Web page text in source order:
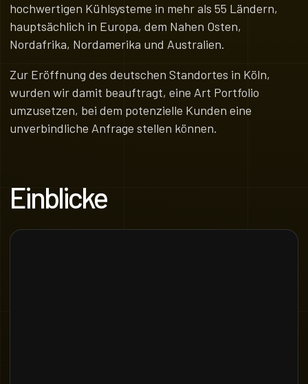
hochwertigen Kühlsysteme in mehr als 55 Ländern,
hauptsächlich in Europa, dem Nahen Osten,
Nordafrika, Nordamerika und Australien.
Zur Eröffnung des deutschen Standortes in Köln,
wurden wir damit beauftragt, eine Art Portfolio
umzusetzen, bei dem potenzielle Kunden eine
unverbindliche Anfrage stellen können.
Einblicke